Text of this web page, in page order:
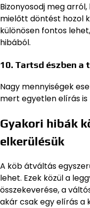
Bizonyosodj meg
mielőtt döntést hozol
különösen fontos
hibából.
10. Tartsd észben a
Nagy mennyiségek
mert egyetlen elírás
Gyakori hibák
elkerülésük
A köb átváltás
lehet. Ezek közül a
összekeverése, a
akár csak egy elírás a